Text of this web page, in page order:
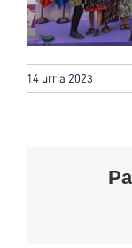
14 urria 2023